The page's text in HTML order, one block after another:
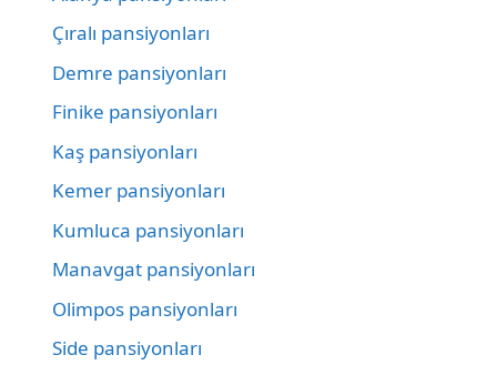
Çıralı pansiyonları
Demre pansiyonları
Finike pansiyonları
Kaş pansiyonları
Kemer pansiyonları
Kumluca pansiyonları
Manavgat pansiyonları
Olimpos pansiyonları
Side pansiyonları